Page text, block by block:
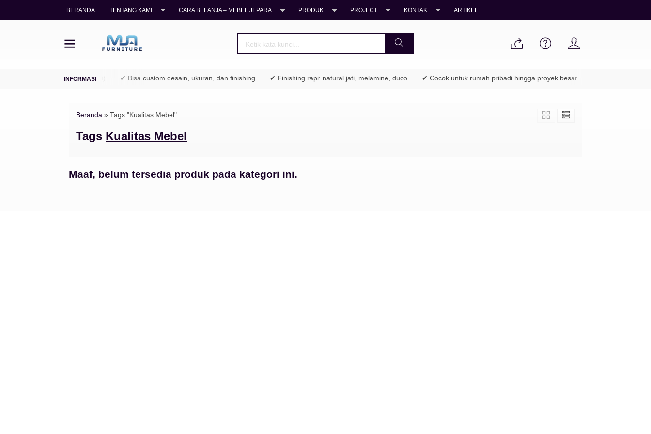
BERANDA TENTANG KAMI CARA BELANJA – MEBEL JEPARA PRODUK PROJECT KONTAK ARTIKEL
jati legal (TPK / Perhutani) ✔ Bisa custom desain, ukuran, dan finishing ✔ Finishing rapi: natural jati, melamine, duco ✔ Cocok untuk rumah pribadi hingga proyek besar
Beranda » Tags "Kualitas Mebel"
Tags Kualitas Mebel
Maaf, belum tersedia produk pada kategori ini.